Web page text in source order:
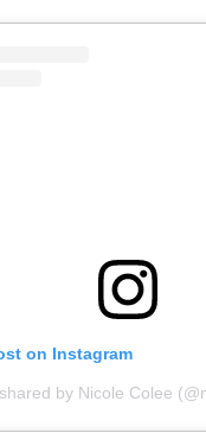
on Instagram
by Nicole Colee